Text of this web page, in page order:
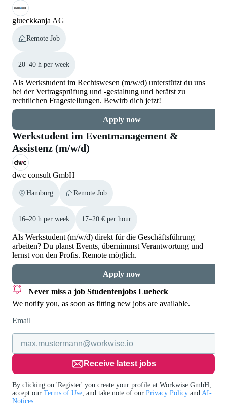
glueckkanja AG
Remote Job
20–40 h per week
Als Werkstudent im Rechtswesen (m/w/d) unterstützt du uns
bei der Vertragsprüfung und -gestaltung und berätst zu
rechtlichen Fragestellungen. Bewirb dich jetzt!
Apply now
Werkstudent im Eventmanagement &
Assistenz (m/w/d)
dwc consult GmbH
Hamburg Remote Job
16–20 h per week 17–20 € per hour
Als Werkstudent (m/w/d) direkt für die Geschäftsführung
arbeiten? Du planst Events, übernimmst Verantwortung und
lernst von den Profis. Remote möglich.
Apply now
Never miss a job Studentenjobs Luebeck
We notify you, as soon as fitting new jobs are available.
Email
Receive latest jobs
By clicking on 'Register' you create your profile at Workwise GmbH,
accept our Terms of Use , and take note of our Privacy Policy and AI-
Notices